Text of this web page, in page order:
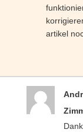
artikel